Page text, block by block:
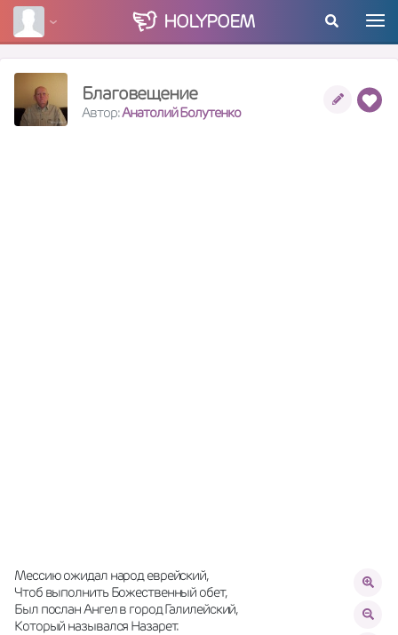
HOLYPOEM
Благовещение
Автор:Анатолий Болутенко
Мессию ожидал народ еврейский,
Чтоб выполнить Божественный обет,
Был послан Ангел в город Галилейский,
Который назывался Назарет.